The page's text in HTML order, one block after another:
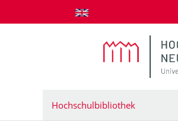
zum Inhalt springen
Hochschulbibliothek